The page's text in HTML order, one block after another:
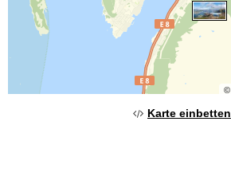
©
Karte einbetten